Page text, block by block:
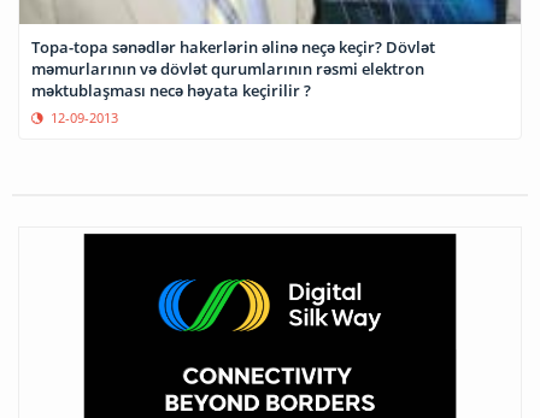
Topa-topa sənədlər hakerlərin əlinə neçə keçir? Dövlət
məmurlarının və dövlət qurumlarının rəsmi elektron
məktublaşması necə həyata keçirilir ?
12-09-2013